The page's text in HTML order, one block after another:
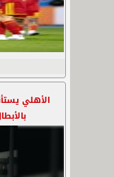
الأهلي